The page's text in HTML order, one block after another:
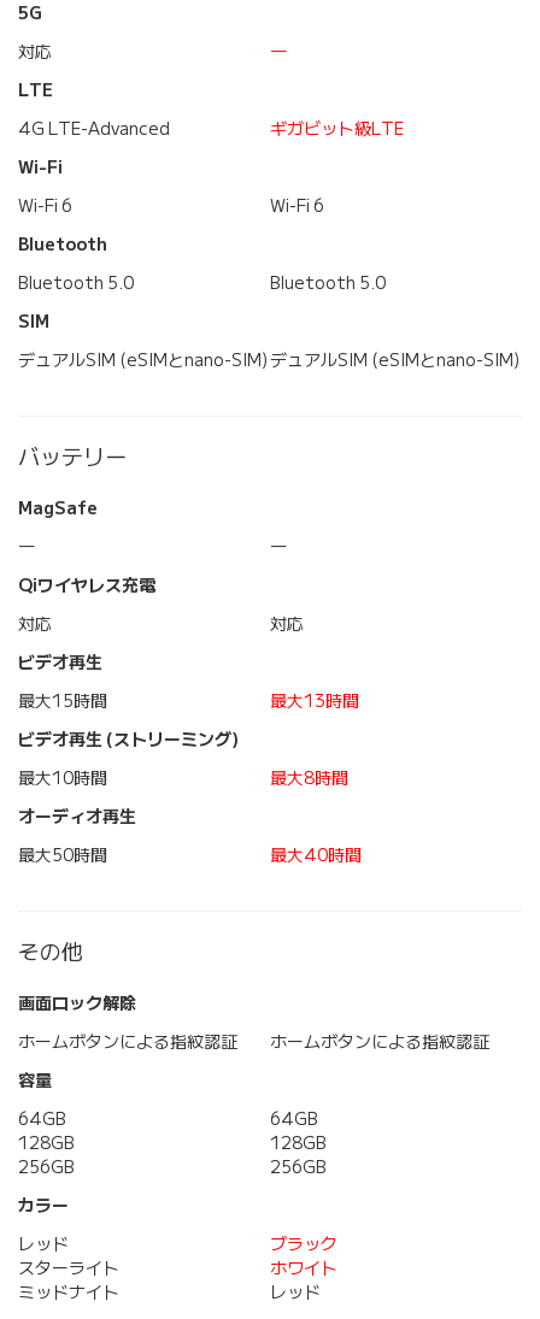
5G
対応
―
LTE
4G LTE-Advanced
ギガビット級LTE
Wi-Fi
Wi-Fi 6
Wi-Fi 6
Bluetooth
Bluetooth 5.0
Bluetooth 5.0
SIM
デュアルSIM (eSIMとnano-SIM)デュアルSIM (eSIMとnano-SIM)
バッテリー
MagSafe
―
―
Qiワイヤレス充電
対応
対応
ビデオ再生
最大15時間
最大13時間
ビデオ再生 (ストリーミング)
最大10時間
最大8時間
オーディオ再生
最大50時間
最大40時間
その他
画面ロック解除
ホームボタンによる指紋認証
ホームボタンによる指紋認証
容量
64GB
128GB
256GB
64GB
128GB
256GB
カラー
レッド
スターライト
ミッドナイト
ブラック
ホワイト
レッド